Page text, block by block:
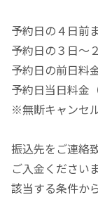
予約日の４日前
予約日の３日～
予約日の前日料
予約日当日料金
※無断キャンセ
振込先をご連絡
ご入金ください
該当する条件か